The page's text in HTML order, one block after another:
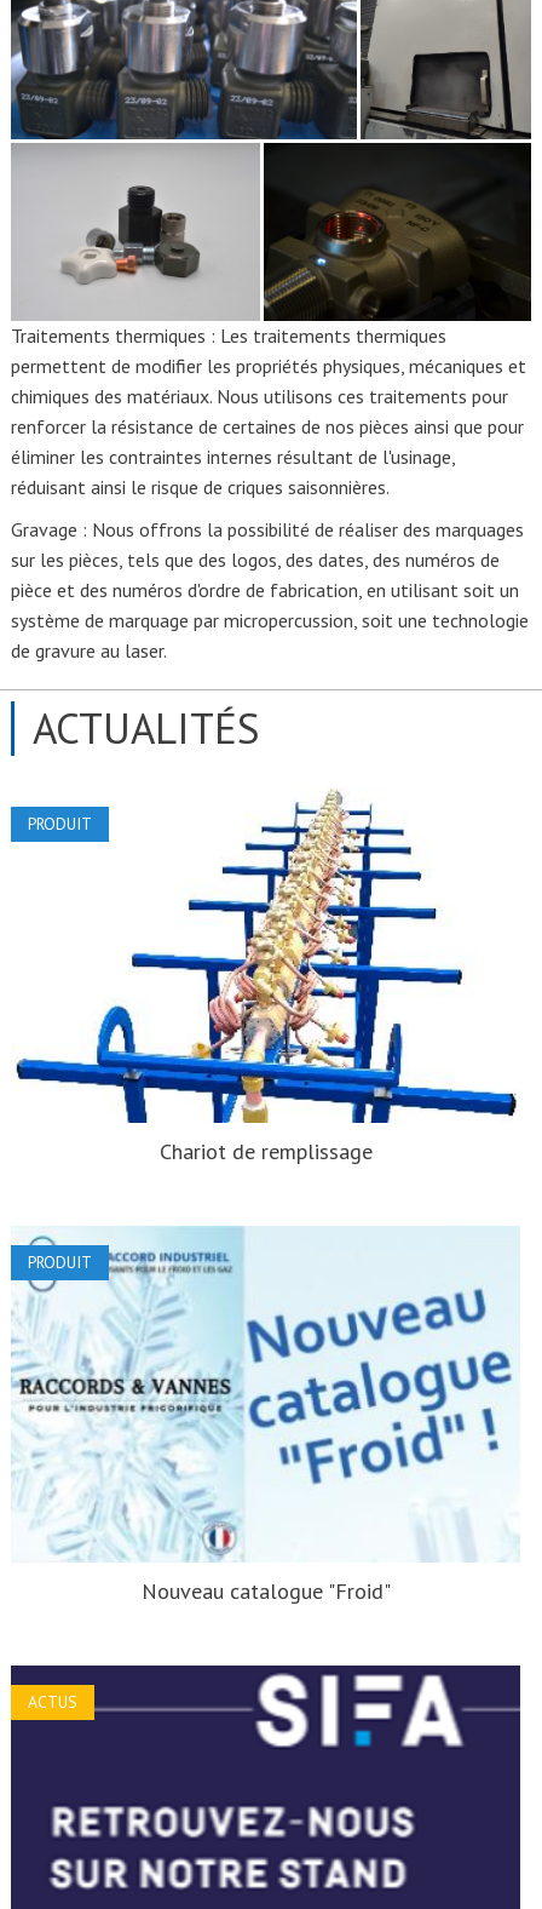
Traitements thermiques : Les traitements thermiques
permettent de modifier les propriétés physiques, mécaniques et
chimiques des matériaux. Nous utilisons ces traitements pour
renforcer la résistance de certaines de nos pièces ainsi que pour
éliminer les contraintes internes résultant de l'usinage,
réduisant ainsi le risque de criques saisonnières.
Gravage : Nous offrons la possibilité de réaliser des marquages
sur les pièces, tels que des logos, des dates, des numéros de
pièce et des numéros d'ordre de fabrication, en utilisant soit un
système de marquage par micropercussion, soit une technologie
de gravure au laser.
ACTUALITÉS
Chariot de remplissage
PRODUIT
Nouveau catalogue "Froid"
PRODUIT
ACTUS